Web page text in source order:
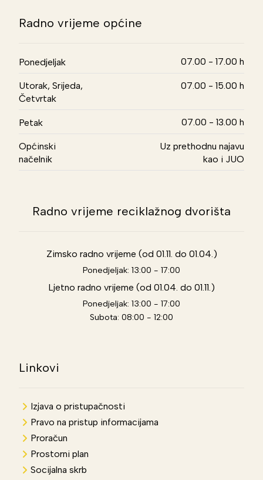
Radno vrijeme općine
Ponedjeljak 07.00 - 17.00 h
Utorak, Srijeda,
Četvrtak
07.00 - 15.00 h
Petak 07.00 - 13.00 h
Općinski
načelnik
Uz prethodnu najavu
kao i JUO
Radno vrijeme reciklažnog dvorišta
Zimsko radno vrijeme (od 01.11. do 01.04.)
Ponedjeljak: 13:00 - 17:00
Ljetno radno vrijeme (od 01.04. do 01.11.)
Ponedjeljak: 13:00 - 17:00
Subota: 08:00 - 12:00
Linkovi
Izjava o pristupačnosti
Pravo na pristup informacijama
Proračun
Prostorni plan
Socijalna skrb